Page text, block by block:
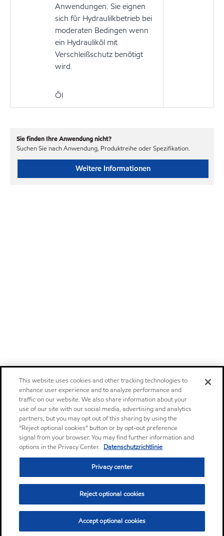
Anwendungen. Sie eignen
sich für Hydraulilkbetrieb bei
moderaten Bedingen wenn
ein Hydrauliköl mit
Verschleißschutz benötigt
wird.
Öl
Sie finden Ihre Anwendung nicht?
Suchen Sie nach Anwendung, Produktreihe oder Spezifikation.
Weitere Informationen
This website uses cookies and other tracking technologies to
enhance user experience and to analyze performance and
traffic on our website. We also share information about your
use of our site with our social media, advertising and analytics
partners, but you may opt out of this sharing by using the
“Reject optional cookies” button or by opt-out preference
signal from your browser. You may find further information and
options in the Privacy Center. Datenschutzrichtlinie
Privacy center
Reject optional cookies
Accept optional cookies